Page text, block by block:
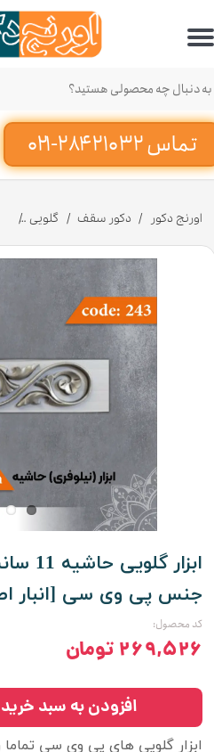
تماس ۳۲ ۲۱۰ ۲۸۴-۰۲۱‌
حساب کاربری من
تغییر گذر واژه
سفارشات
خروج از حساب کاربری
اورنج دکور دکور سقف گلویی
جنس پی وی سی [انبار
کد محصول:
۲۶۹,۵۲۶ تومان
ابزار گلویی های پی وی سی
افزودن به سبد خرید